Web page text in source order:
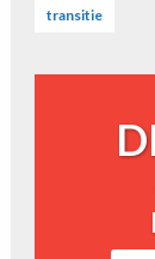
transitie